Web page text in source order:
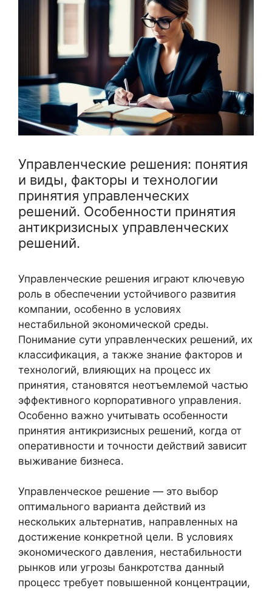
Управленческие решения: понятия
и виды, факторы и технологии
принятия управленческих
решений. Особенности принятия
антикризисных управленческих
решений.
Управленческие решения играют ключевую
роль в обеспечении устойчивого развития
компании, особенно в условиях
нестабильной экономической среды.
Понимание сути управленческих решений, их
классификация, а также знание факторов и
технологий, влияющих на процесс их
принятия, становятся неотъемлемой частью
эффективного корпоративного управления.
Особенно важно учитывать особенности
принятия антикризисных решений, когда от
оперативности и точности действий зависит
выживание бизнеса.
Управленческое решение — это выбор
оптимального варианта действий из
нескольких альтернатив, направленных на
достижение конкретной цели. В условиях
экономического давления, нестабильности
рынков или угрозы банкротства данный
процесс требует повышенной концентрации,